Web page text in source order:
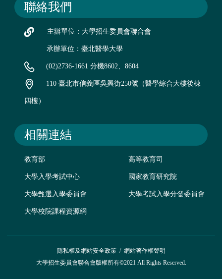
聯絡我們
主辦單位：大學招生委員會聯合會
承辦單位：臺北醫學大學
(02)2736-1661 分機8602、8604
110 臺北市信義區吳興街250號（醫學綜合大樓後棟
四樓）
相關連結
教育部 高等教育司
大學入學考試中心 國家教育研究院
大學甄選入學委員會 大學考試入學分發委員會
大學校院課程資源網
隱私權及網站安全政策/ 網站著作權聲明
大學招生委員會聯合會版權所有©2021 All Rights Reserved.